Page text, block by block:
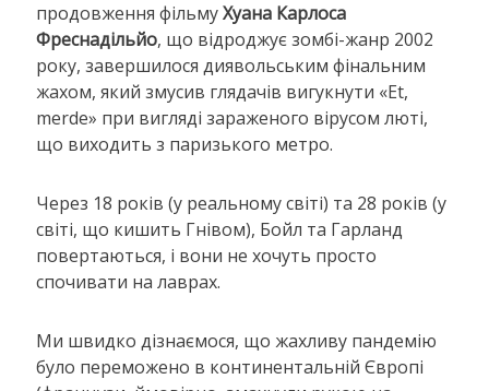
продовження фільмуХуана Карлоса
Фреснадільйо, що відроджує зомбі-жанр 2002
року, завершилося диявольським фінальним
жахом, який змусив глядачів вигукнути «Et,
merde» при вигляді зараженого вірусом люті,
що виходить з паризького метро.
Через 18 років (у реальному світі) та 28 років (у
світі, що кишить Гнівом), Бойл та Гарланд
повертаються, і вони не хочуть просто
спочивати на лаврах.
Ми швидко дізнаємося, що жахливу пандемію
було переможено в континентальній Європі